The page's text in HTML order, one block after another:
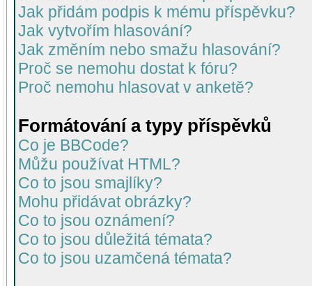
Jak přidám podpis k mému příspěvku?
Jak vytvořím hlasování?
Jak změním nebo smažu hlasování?
Proč se nemohu dostat k fóru?
Proč nemohu hlasovat v anketě?
Formátování a typy příspěvků
Co je BBCode?
Můžu používat HTML?
Co to jsou smajlíky?
Mohu přidávat obrázky?
Co to jsou oznámení?
Co to jsou důležitá témata?
Co to jsou uzamčená témata?